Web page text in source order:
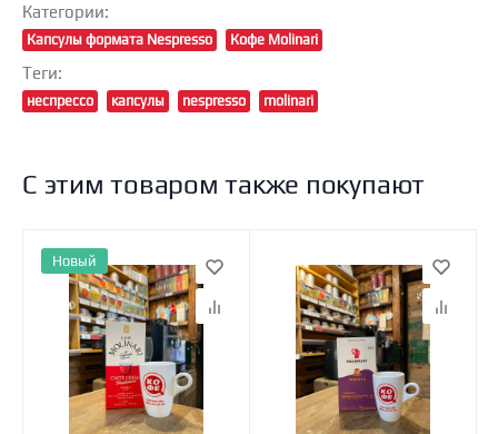
Категории:
Капсулы формата Nespresso Кофе Molinari
Теги:
неспрессо капсулы nespresso molinari
С этим товаром также покупают
Новый